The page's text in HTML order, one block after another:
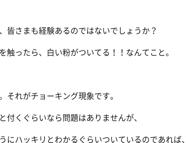
皆さまも経験あるのではないでしょうか？
触ったら、白い粉がついてる！！なんてこと。
それがチョーキング現象です。
付くぐらいなら問題はありませんが、
にハッキリとわかるぐらいついているのであれば、